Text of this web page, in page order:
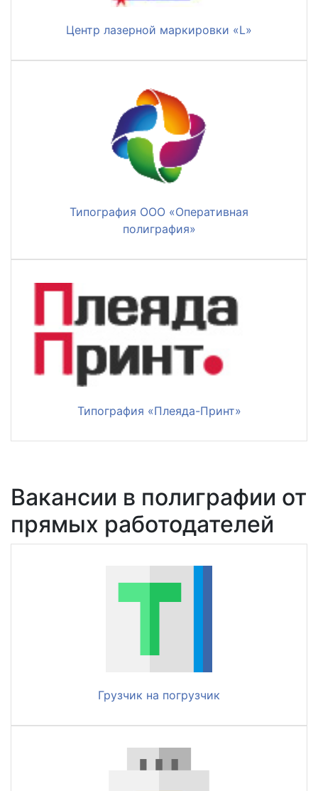
Центр лазерной маркировки «L»
Типография ООО «Оперативная
полиграфия»
Типография «Плеяда-Принт»
Вакансии в полиграфии от
прямых работодателей
Грузчик на погрузчик